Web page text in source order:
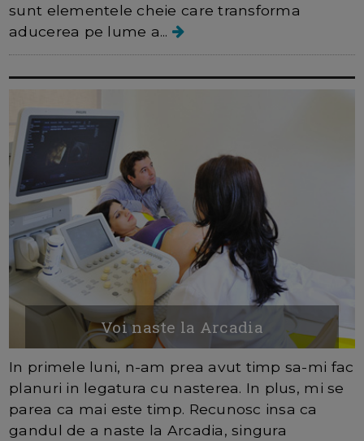
sunt elementele cheie care transforma
aducerea pe lume a...
Voi naste la Arcadia
In primele luni, n-am prea avut timp sa-mi fac
planuri in legatura cu nasterea. In plus, mi se
parea ca mai este timp. Recunosc insa ca
gandul de a naste la Arcadia, singura